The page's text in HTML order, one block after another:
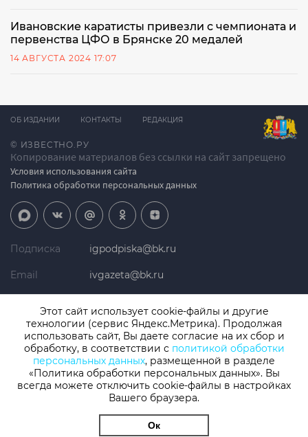
Ивановские каратисты привезли с чемпионата и
первенства ЦФО в Брянске 20 медалей
14 АВГУСТА 2024 17:07
© ИЗВЕСТНО.РУ
Копирование материалов без ссылки на сайт запрещено
Условия использования сайта
Политика обработки персональных данных
ОБ ИЗДАНИИ КОНТАКТЫ РЕДАКЦИЯ
Подписка igpodpiska@bk.ru
Email ivgazeta@bk.ru
Телефон +7 (4932) 41-94-81
СМИ: Izvestno.ru. Реестровая запись 08.11.2019 серия ЭЛ № ФС 77 -
77192, зарегистрировано Роскомнадзором
Учредитель: БУ «Ивановские газеты». Главный редактор:
Этот сайт использует cookie-файлы и другие
технологии (сервис Яндекс.Метрика). Продолжая
использовать сайт, Вы даете согласие на их сбор и
обработку, в соответствии с политикой обработки
персональных данных, размещенной в разделе
«Политика обработки персональных данных». Вы
всегда можете отключить cookie-файлы в настройках
Вашего браузера.
Ок